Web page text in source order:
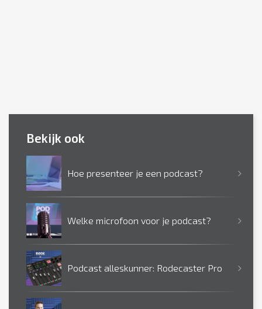
Bekijk ook
Hoe presenteer je een podcast?
Welke microfoon voor je podcast?
Podcast alleskunner: Rodecaster Pro